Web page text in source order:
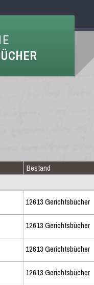
Bestand
12613 Gerichtsbücher
12613 Gerichtsbücher
12613 Gerichtsbücher
12613 Gerichtsbücher